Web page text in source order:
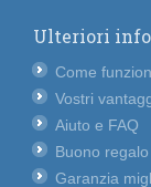
Ulteriori
Come
Vostri
Aiuto e FAQ
Buono
Garanzia